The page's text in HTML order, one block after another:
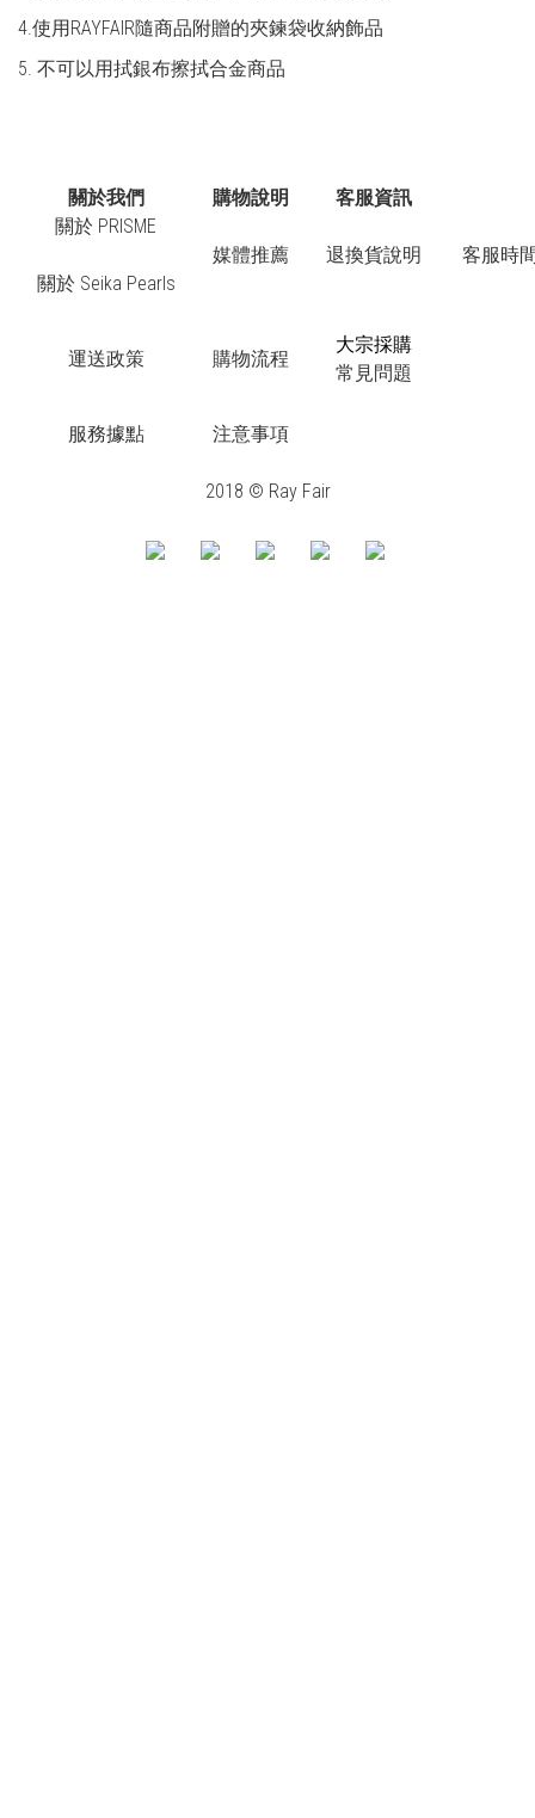
4.使用RAYFAIR隨商品附贈的夾鍊袋收納飾品
5. 不可以用拭銀布擦拭合金商品
關於我們 購物說明
客服資訊
關於 PRISME
關於 Seika Pearls
媒體推薦 退換貨說明 客服時
運送政策 購物流程
大宗採購
常見問題
服務據點 注意事項
2018 © Ray Fair